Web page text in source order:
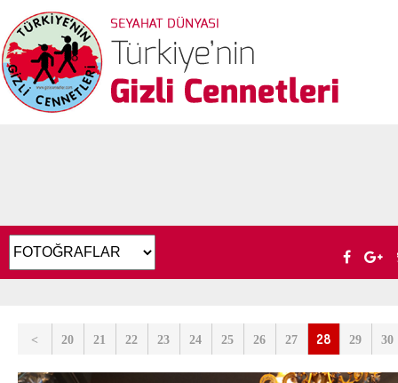
< 20 21 22 23 24 25 26 27 28 29 30